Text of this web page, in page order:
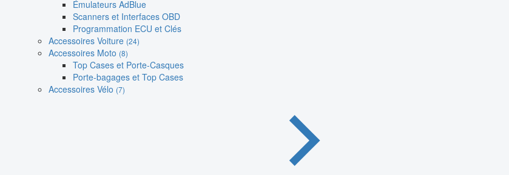
Émulateurs AdBlue
Scanners et Interfaces OBD
Programmation ECU et Clés
Accessoires Voiture (24)
Accessoires Moto (8)
Top Cases et Porte-Casques
Porte-bagages et Top Cases
Accessoires Vélo (7)